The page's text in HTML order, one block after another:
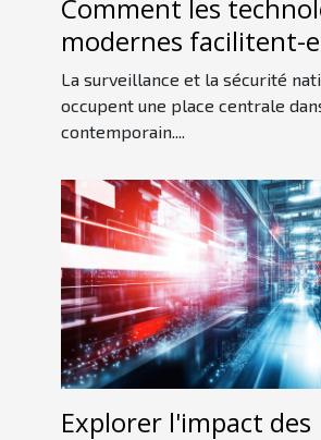
Comment les
modernes facilitent-
détection d'espions ?
La surveillance et la sécurité
occupent une place centrale
contemporain....
Explorer l'impact des